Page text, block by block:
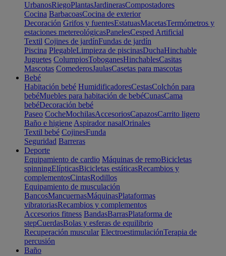
UrbanosRiegoPlantasJardinerasCompostadores
Cocina BarbacoasCocina de exterior
Decoración Grifos y fuentesEstatuasMacetasTermómetros y
estaciones metereológicasPanelesCesped Artificial
Textil Cojines de jardínFundas de jardín
Piscina PlegableLimpieza de piscinasDuchaHinchable
Juguetes ColumpiosToboganesHinchablesCasitas
Mascotas ComederosJaulasCasetas para mascotas
Bebé
Habitación bebé HumidificadoresCestasColchón para
bebéMuebles para habitación de bebéCunasCama
bebéDecoración bebé
Paseo CocheMochilasAccesoriosCapazosCarrito ligero
Baño e higiene Aspirador nasalOrinales
Textil bebé CojinesFunda
Seguridad Barreras
Deporte
Equipamiento de cardio Máquinas de remoBicicletas
spinningElípticasBicicletas estáticasRecambios y
complementosCintasRodillos
Equipamiento de musculación
BancosMancuernasMáquinasPlataformas
vibratoriasRecambios y complementos
Accesorios fitness BandasBarrasPlataforma de
stepCuerdasBolas y esferas de equilibrio
Recuperación muscular ElectroestimulaciónTerapia de
percusión
Baño